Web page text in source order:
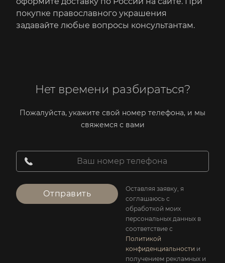
покупке православного украшения
задавайте любые вопросы консультантам.
Нет времени разбираться?
Пожалуйста, укажите свой номер телефона, и мы
свяжемся с вами
Отправить
Оставляя заявку, я
соглашаюсь с
обработкой моих
персональных данных в
соответствие с
Политикой
конфиденциальности и
получением рекламных и